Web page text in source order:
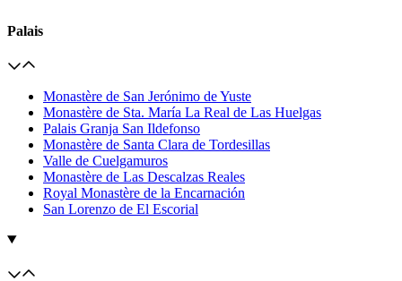
Palais
Monastère de San Jerónimo de Yuste
Monastère de Sta. María La Real de Las Huelgas
Palais Granja San Ildefonso
Monastère de Santa Clara de Tordesillas
Valle de Cuelgamuros
Monastère de Las Descalzas Reales
Royal Monastère de la Encarnación
San Lorenzo de El Escorial